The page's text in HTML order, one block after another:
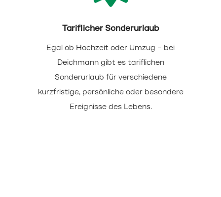
Tariflicher Sonderurlaub
Egal ob Hochzeit oder Umzug – bei
Deichmann gibt es tariflichen
Sonderurlaub für verschiedene
kurzfristige, persönliche oder besondere
Ereignisse des Lebens.